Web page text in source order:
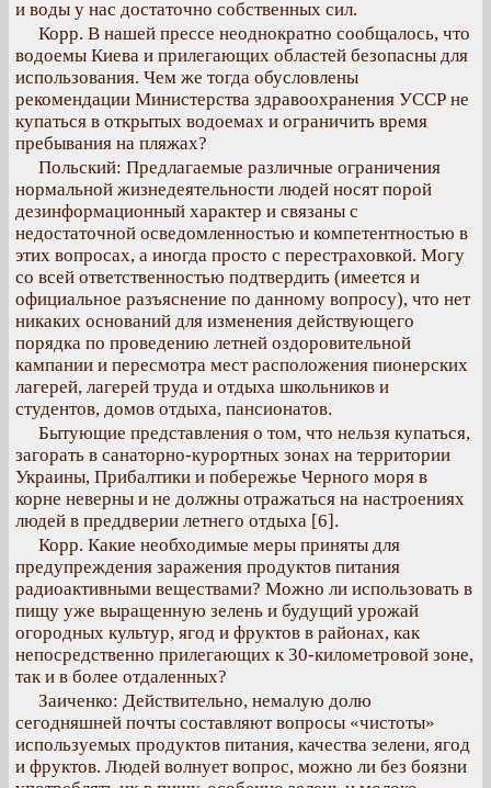
и воды у нас достаточно собственных сил.
Корр. В нашей прессе неоднократно сообщалось, что
водоемы Киева и прилегающих областей безопасны для
использования. Чем же тогда обусловлены
рекомендации Министерства здравоохранения УССР не
купаться в открытых водоемах и ограничить время
пребывания на пляжах?
Польский: Предлагаемые различные ограничения
нормальной жизнедеятельности людей носят порой
дезинформационный характер и связаны с
недостаточной осведомленностью и компетентностью в
этих вопросах, а иногда просто с перестраховкой. Могу
со всей ответственностью подтвердить (имеется и
официальное разъяснение по данному вопросу), что нет
никаких оснований для изменения действующего
порядка по проведению летней оздоровительной
кампании и пересмотра мест расположения пионерских
лагерей, лагерей труда и отдыха школьников и
студентов, домов отдыха, пансионатов.
Бытующие представления о том, что нельзя купаться,
загорать в санаторно-курортных зонах на территории
Украины, Прибалтики и побережье Черного моря в
корне неверны и не должны отражаться на настроениях
людей в преддверии летнего отдыха [6].
Корр. Какие необходимые меры приняты для
предупреждения заражения продуктов питания
радиоактивными веществами? Можно ли использовать в
пищу уже выращенную зелень и будущий урожай
огородных культур, ягод и фруктов в районах, как
непосредственно прилегающих к 30-километровой зоне,
так и в более отдаленных?
Заиченко: Действительно, немалую долю
сегодняшней почты составляют вопросы «чистоты»
используемых продуктов питания, качества зелени, ягод
и фруктов. Людей волнует вопрос, можно ли без боязни